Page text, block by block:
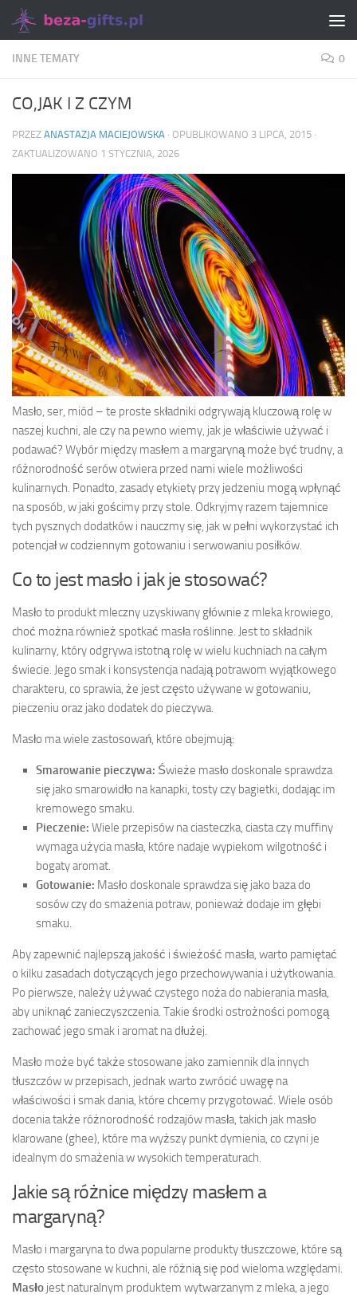
Skip to content
INNE TEMATY 0
CO,JAK I Z CZYM
PRZEZ ANASTAZJA MACIEJOWSKA · OPUBLIKOWANO 3 LIPCA, 2015 ·
ZAKTUALIZOWANO 1 STYCZNIA, 2026
Masło, ser, miód – te proste składniki odgrywają kluczową rolę w
naszej kuchni, ale czy na pewno wiemy, jak je właściwie używać i
podawać? Wybór między masłem a margaryną może być trudny, a
różnorodność serów otwiera przed nami wiele możliwości
kulinarnych. Ponadto, zasady etykiety przy jedzeniu mogą wpłynąć
na sposób, w jaki gościmy przy stole. Odkryjmy razem tajemnice
tych pysznych dodatków i nauczmy się, jak w pełni wykorzystać ich
potencjał w codziennym gotowaniu i serwowaniu posiłków.
Co to jest masło i jak je stosować?
Masło to produkt mleczny uzyskiwany głównie z mleka krowiego,
choć można również spotkać masła roślinne. Jest to składnik
kulinarny, który odgrywa istotną rolę w wielu kuchniach na całym
świecie. Jego smak i konsystencja nadają potrawom wyjątkowego
charakteru, co sprawia, że jest często używane w gotowaniu,
pieczeniu oraz jako dodatek do pieczywa.
Masło ma wiele zastosowań, które obejmują:
Smarowanie pieczywa: Świeże masło doskonale sprawdza
się jako smarowidło na kanapki, tosty czy bagietki, dodając im
kremowego smaku.
Pieczenie: Wiele przepisów na ciasteczka, ciasta czy muffiny
wymaga użycia masła, które nadaje wypiekom wilgotność i
bogaty aromat.
Gotowanie: Masło doskonale sprawdza się jako baza do
sosów czy do smażenia potraw, ponieważ dodaje im głębi
smaku.
Aby zapewnić najlepszą jakość i świeżość masła, warto pamiętać
o kilku zasadach dotyczących jego przechowywania i użytkowania.
Po pierwsze, należy używać czystego noża do nabierania masła,
aby uniknąć zanieczyszczenia. Takie środki ostrożności pomogą
zachować jego smak i aromat na dłużej.
Masło może być także stosowane jako zamiennik dla innych
tłuszczów w przepisach, jednak warto zwrócić uwagę na
właściwości i smak dania, które chcemy przygotować. Wiele osób
docenia także różnorodność rodzajów masła, takich jak masło
klarowane (ghee), które ma wyższy punkt dymienia, co czyni je
idealnym do smażenia w wysokich temperaturach.
Jakie są różnice między masłem a
margaryną?
Masło i margaryna to dwa popularne produkty tłuszczowe, które są
często stosowane w kuchni, ale różnią się pod wieloma względami.
Masło jest naturalnym produktem wytwarzanym z mleka, a jego